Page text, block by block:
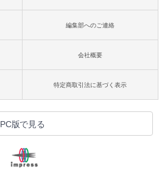
編集部へのご連絡
会社概要
特定商取引法に基づく表示
PC版で見る